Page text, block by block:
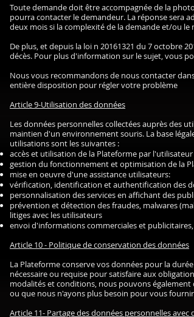
Toute demande doit être accompagnée de la
pourra contacter le demandeur. La réponse sera
deux mois si la complexité de la demande et/ou
De plus, et depuis la loi n 20161321 du 7 octobre
décès. Pour plus d'information sur le sujet, vous
Nous vous recommandons de nous contacter
entière disposition pour régler votre problème
Article 9-Utilisation des données
Les données personnelles collectées auprès des
maintien d'un environnement souris. La base
utilisations sont les suivantes :
accès et utilisation de la Plateforme par l'utilisateur
gestion du fonctionnement et optimisation de la
mise en oeuvre d'une assistance utilisateurs:
vérification, identification et authentification des
personnalisation des services en affichant des
prévention et détection des fraudes, malwares
litiges avec les utilisateurs
envoi d'informations commerciales et
Article 10 - Politique de conservation des données
La Plateforme conserve vos données pour la
nécessaire ou requise pour satisfaire aux
modalités et conditions, nous pouvons
ou que nous n'ayons plus besoin pour vous
Article 11- Partage des données personnelles avec